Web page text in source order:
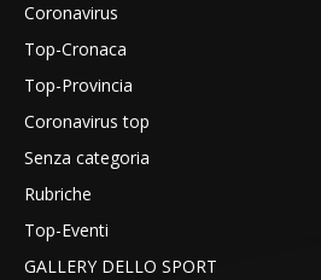
Coronavirus
Top-Cronaca
Top-Provincia
Coronavirus top
Senza categoria
Rubriche
Top-Eventi
GALLERY DELLO SPORT